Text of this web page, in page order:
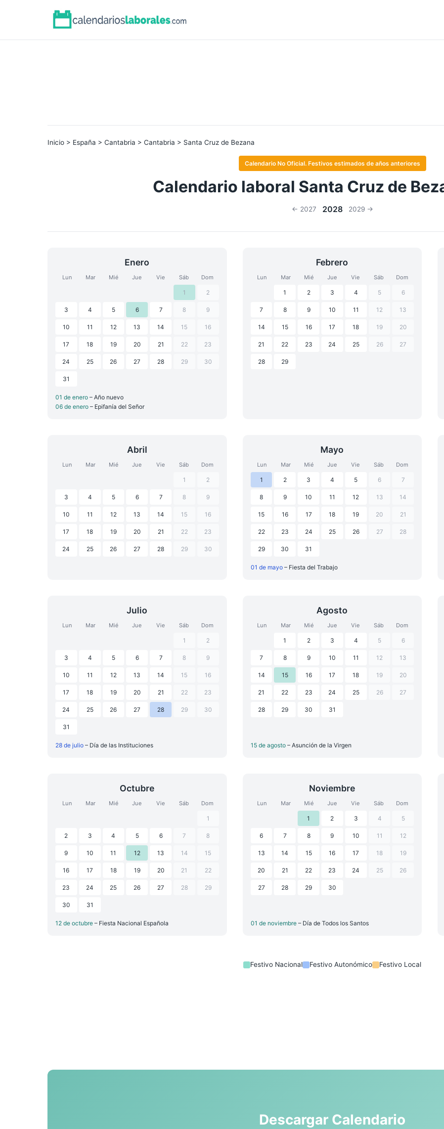
Inicio > España > Cantabria > Cantabria > Santa Cruz de Bezana
Calendario No Oficial. Festivos estimados de años anteriores
Calendario laboral Santa Cruz de
← 2027 2028 2029 →
Enero
Lun Mar Mié Jue Vie Sáb Dom
1 2
3 4 5 6 7 8 9
10 11 12 13 14 15 16
17 18 19 20 21 22 23
24 25 26 27 28 29 30
31
01 de enero – Año nuevo
06 de enero – Epifanía del Señor
Febrero
Lun Mar Mié Jue Vie Sáb Dom
1 2 3 4 5 6
7 8 9 10 11 12 13
14 15 16 17 18 19 20
21 22 23 24 25 26 27
28 29
Abril
Lun Mar Mié Jue Vie Sáb Dom
1 2
3 4 5 6 7 8 9
10 11 12 13 14 15 16
17 18 19 20 21 22 23
24 25 26 27 28 29 30
Mayo
Lun Mar Mié Jue Vie Sáb Dom
1 2 3 4 5 6 7
8 9 10 11 12 13 14
15 16 17 18 19 20 21
22 23 24 25 26 27 28
29 30 31
01 de mayo – Fiesta del Trabajo
Julio
Lun Mar Mié Jue Vie Sáb Dom
1 2
3 4 5 6 7 8 9
10 11 12 13 14 15 16
17 18 19 20 21 22 23
24 25 26 27 28 29 30
31
28 de julio – Día de las Instituciones
Agosto
Lun Mar Mié Jue Vie Sáb Dom
1 2 3 4 5 6
7 8 9 10 11 12 13
14 15 16 17 18 19 20
21 22 23 24 25 26 27
28 29 30 31
15 de agosto – Asunción de la Virgen
Octubre
Lun Mar Mié Jue Vie Sáb Dom
1
2 3 4 5 6 7 8
9 10 11 12 13 14 15
16 17 18 19 20 21 22
23 24 25 26 27 28 29
30 31
12 de octubre – Fiesta Nacional Española
Noviembre
Lun Mar Mié Jue Vie Sáb Dom
1 2 3 4 5
6 7 8 9 10 11 12
13 14 15 16 17 18 19
20 21 22 23 24 25 26
27 28 29 30
01 de noviembre – Día de Todos los Santos
Festivo Nacional Festivo Autonómico Festivo Local
Descargar Calendario